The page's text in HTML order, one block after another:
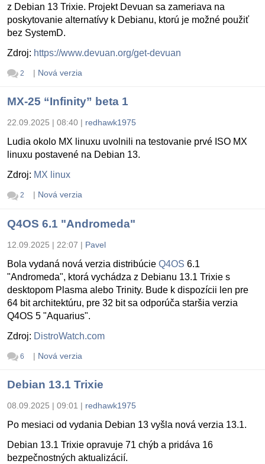
z Debian 13 Trixie. Projekt Devuan sa zameriava na
poskytovanie alternatívy k Debianu, ktorú je možné použiť
bez SystemD.
Zdroj: https://www.devuan.org/get-devuan
2 | Nová verzia
MX-25 “Infinity” beta 1
22.09.2025 | 08:40 | redhawk1975
Ludia okolo MX linuxu uvolnili na testovanie prvé ISO MX
linuxu postavené na Debian 13.
Zdroj: MX linux
2 | Nová verzia
Q4OS 6.1 "Andromeda"
12.09.2025 | 22:07 | Pavel
Bola vydaná nová verzia distribúcie Q4OS 6.1
"Andromeda", ktorá vychádza z Debianu 13.1 Trixie s
desktopom Plasma alebo Trinity. Bude k dispozícii len pre
64 bit architektúru, pre 32 bit sa odporúča staršia verzia
Q4OS 5 "Aquarius".
Zdroj: DistroWatch.com
6 | Nová verzia
Debian 13.1 Trixie
08.09.2025 | 09:01 | redhawk1975
Po mesiaci od vydania Debian 13 vyšla nová verzia 13.1.
Debian 13.1 Trixie opravuje 71 chýb a pridáva 16
bezpečnostných aktualizácií.